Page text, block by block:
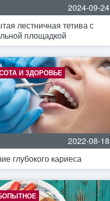
2024-09-24
лестничная тетива с
площадкой
И ЗДОРОВЬЕ
2022-08-18
глубокого кариеса